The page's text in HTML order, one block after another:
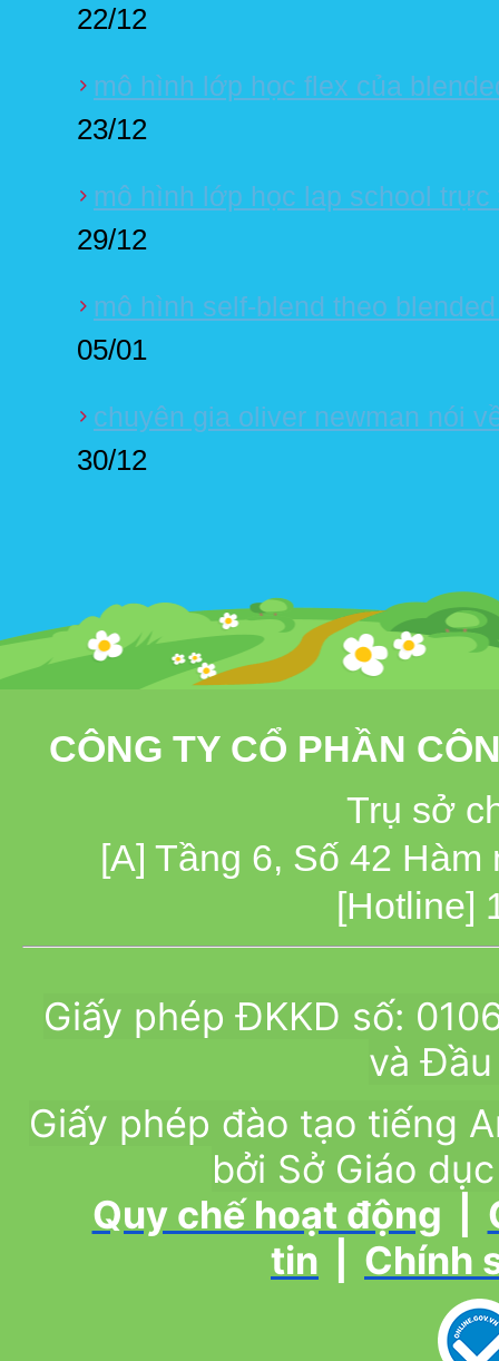
22/12
mô hình lớp học flex của
23/12
mô hình lớp học lap school
29/12
mô hình self-blend theo
05/01
chuyên gia oliver newman nói
30/12
CÔNG TY CỔ PHẦN
Trụ sở
[A] Tầng 6, Số 42
[Hotline]
Giấy phép ĐKKD số:
và
Giấy phép đào tạo tiếng
bởi Sở Giáo
Quy chế hoạt động
tin
Chính